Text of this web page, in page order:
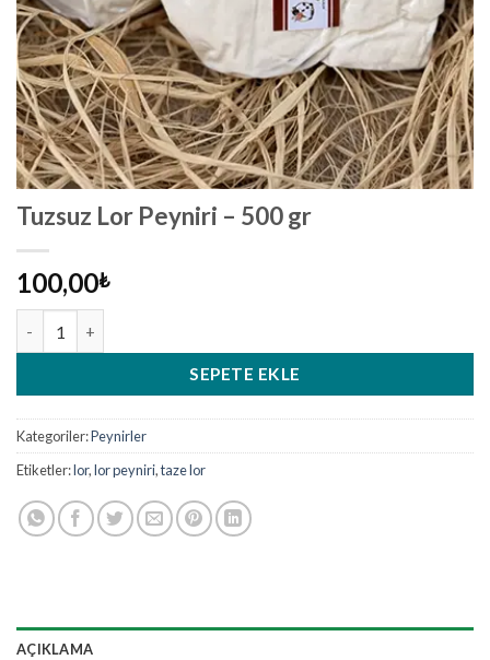
Tuzsuz Lor Peyniri – 500 gr
100,00₺
SEPETE EKLE
Kategoriler:Peynirler
Etiketler:lor,lor peyniri,taze lor
AÇIKLAMA